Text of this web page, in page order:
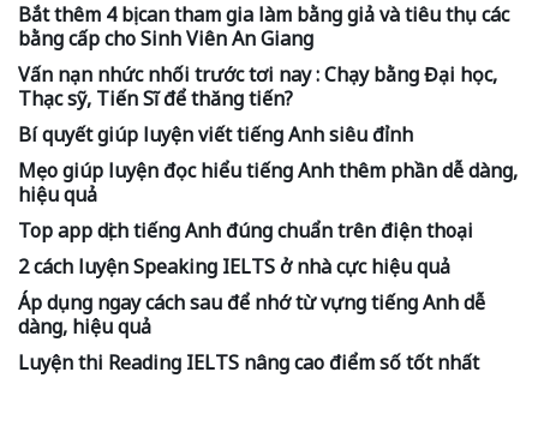
Bắt thêm 4 bị can tham gia làm bằng giả và tiêu thụ các
bằng cấp cho Sinh Viên An Giang
Vấn nạn nhức nhối trước tơi nay : Chạy bằng Đại học,
Thạc sỹ, Tiến Sĩ để thăng tiến?
Bí quyết giúp luyện viết tiếng Anh siêu đỉnh
Mẹo giúp luyện đọc hiểu tiếng Anh thêm phần dễ dàng,
hiệu quả
Top app dịch tiếng Anh đúng chuẩn trên điện thoại
2 cách luyện Speaking IELTS ở nhà cực hiệu quả
Áp dụng ngay cách sau để nhớ từ vựng tiếng Anh dễ
dàng, hiệu quả
Luyện thi Reading IELTS nâng cao điểm số tốt nhất